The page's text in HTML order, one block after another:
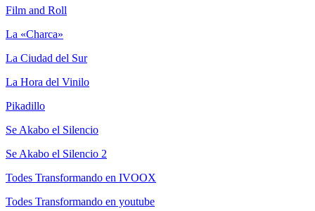
Film and Roll
La «Charca»
La Ciudad del Sur
La Hora del Vinilo
Pikadillo
Se Akabo el Silencio
Se Akabo el Silencio 2
Todes Transformando en IVOOX
Todes Transformando en youtube